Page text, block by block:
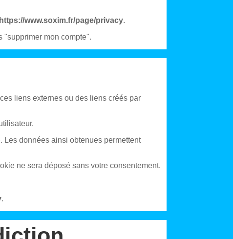
https://www.soxim.fr/page/privacy.
"supprimer mon compte".
liens externes ou des liens créés par
Les données ainsi obtenues permettent
ne sera déposé sans votre consentement.
.